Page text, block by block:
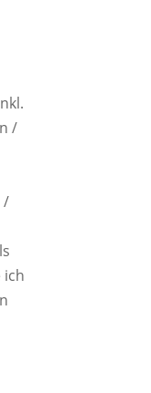
/
/
ich